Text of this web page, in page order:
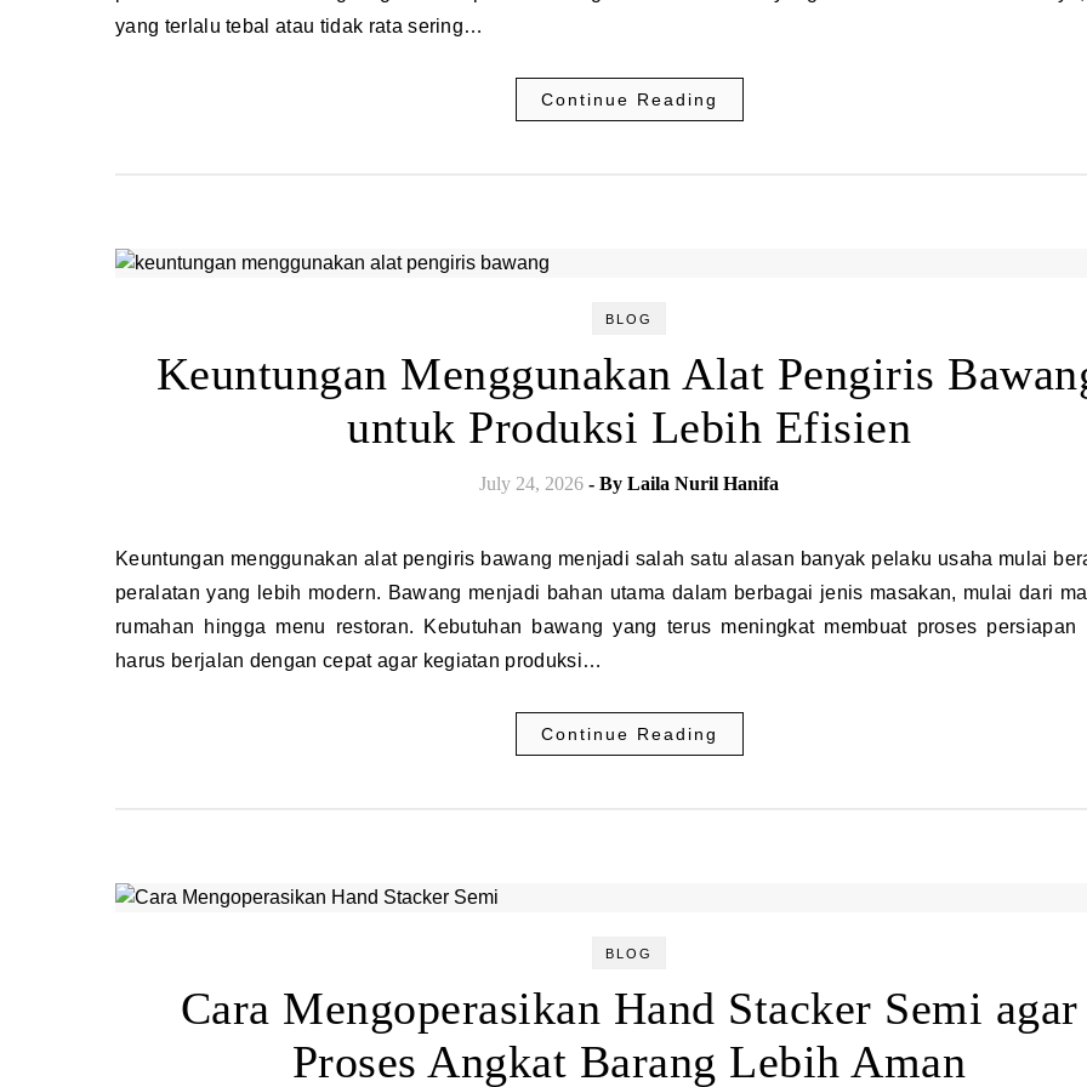
yang terlalu tebal atau tidak rata sering…
Continue Reading
BLOG
Keuntungan Menggunakan Alat Pengiris
untuk Produksi Lebih Efisien
July 24, 2026 - By Laila Nuril Hanifa
Keuntungan menggunakan alat pengiris bawang menjadi salah satu alasan banyak pelaku usaha mulai beralih ke
peralatan yang lebih modern. Bawang menjadi bahan utama dalam berbagai jenis masakan, mulai dari
rumahan hingga menu restoran. Kebutuhan bawang yang terus meningkat membuat proses persiapan
harus berjalan dengan cepat agar kegiatan produksi…
Continue Reading
BLOG
Cara Mengoperasikan Hand Stacker Semi agar
Proses Angkat Barang Lebih Aman